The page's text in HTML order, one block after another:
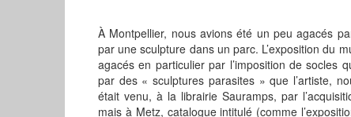
À Montpellier, nous avions été un peu agacés
par une sculpture dans un parc. L’exposition du
agacés en particulier par l’imposition de
par des « sculptures parasites » que l’artiste,
était venu, à la librairie Sauramps, par
mais à Metz, catalogue intitulé (comme